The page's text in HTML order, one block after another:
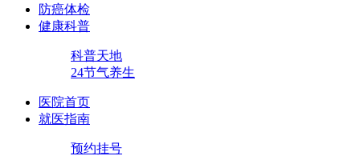
防癌体检
健康科普
科普天地
24节气养生
医院首页
就医指南
预约挂号